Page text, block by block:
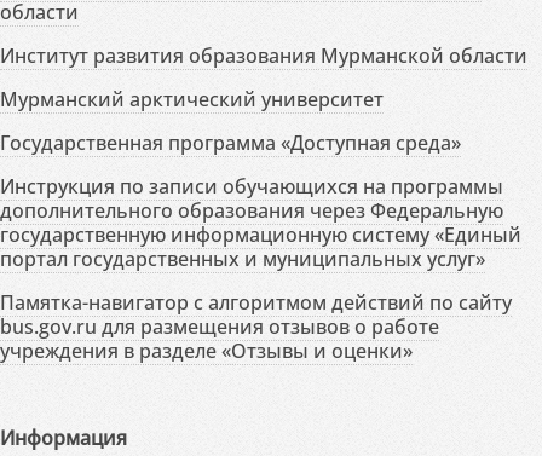
области
Институт развития образования Мурманской области
Мурманский арктический университет
Государственная программа «Доступная среда»
Инструкция по записи обучающихся на программы
дополнительного образования через Федеральную
государственную информационную систему «Единый
портал государственных и муниципальных услуг»
Памятка-навигатор с алгоритмом действий по сайту
bus.gov.ru для размещения отзывов о работе
учреждения в разделе «Отзывы и оценки»
Информация